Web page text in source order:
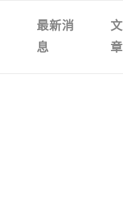
最新消
息
文
章